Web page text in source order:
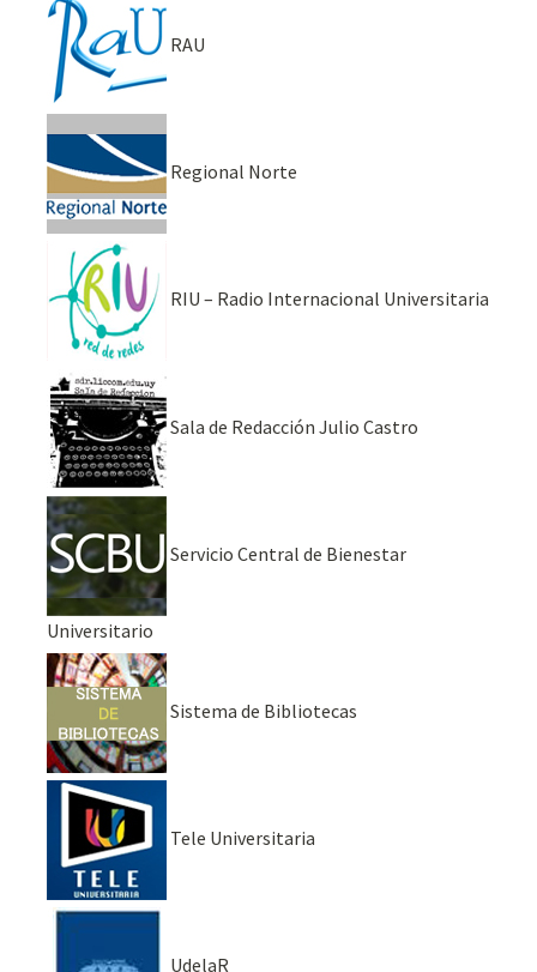
RAU
Regional Norte
RIU – Radio Internacional Universitaria
Sala de Redacción Julio Castro
Servicio Central de Bienestar
Universitario
Sistema de Bibliotecas
Tele Universitaria
UdelaR